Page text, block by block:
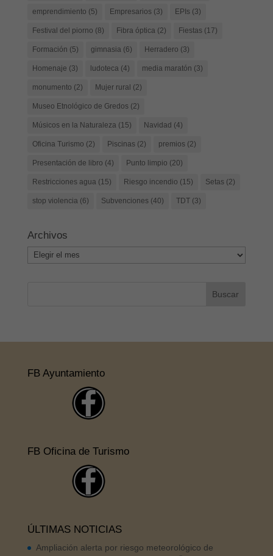
emprendimiento (5) Empresarios(3) EPIs(3)
Festival del piorno (8) Fibra óptica(2) Fiestas(17)
Formación (5) gimnasia(6) Herradero (3)
Homenaje (3) ludoteca(4) media maratón (3)
monumento (2) Mujer rural (2)
Museo Etnológico de Gredos(2)
Músicos en la Naturaleza(15) Navidad (4)
Oficina Turismo (2) Piscinas(2) premios(2)
Presentación de libro (4) Punto limpio (20)
Restricciones agua(15) Riesgo incendio (15) Setas(2)
stop violencia(6) Subvenciones(40) TDT(3)
Archivos
Archivos
FB Ayuntamiento
FB Oficina de Turismo
ÚLTIMAS NOTICIAS
Ampliación alerta por riesgo meteorológico de